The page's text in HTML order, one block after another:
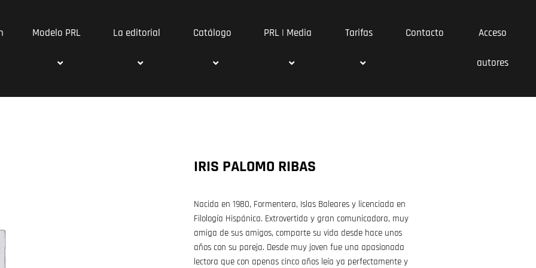
Modelo PRL La editorial Catálogo PRL | Media Tarifas Contacto Acceso
autores
IRIS PALOMO RIBAS
Nacida en 1980, Formentera, Islas Baleares y licenciada en
Filología Hispánica. Extrovertida y gran comunicadora, muy
amiga de sus amigos, comparte su vida desde hace unos
años con su pareja. Desde muy joven fue una apasionada
lectora que con apenas cinco años leía ya perfectamente y